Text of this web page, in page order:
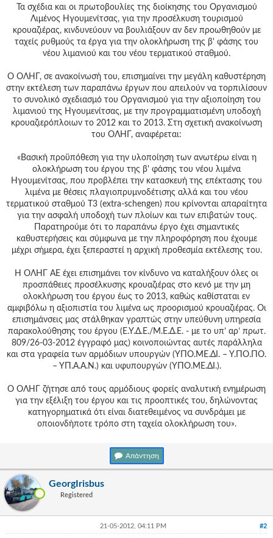
-
-
Επισκέπτη!
Σύνδεση
Εγγραφή
Τα σχέδια και οι πρωτοβουλίες της διοίκησης του Οργανισμού
Λιμένος Ηγουμενίτσας, για την προσέλκυση τουρισμού
κρουαζιέρας, κινδυνεύουν να βουλιάξουν αν δεν προωθηθούν με
ταχείς ρυθμούς τα έργα για την ολοκλήρωση της β' φάσης του
νέου λιμανιού και του νέου τερματικού σταθμού.
Ο ΟΛΗΓ, σε ανακοίνωσή του, επισημαίνει την μεγάλη καθυστέρηση
στην εκτέλεση των παραπάνω έργων που απειλούν να τορπιλίσουν
το συνολικό σχεδιασμό του Οργανισμού για την αξιοποίηση του
λιμανιού της Ηγουμενίτσας, με την προγραμματισμένη υποδοχή
κρουαζιερόπλοιων το 2012 και το 2013. Στη σχετική ανακοίνωση
του ΟΛΗΓ, αναφέρεται:
«Βασική προϋπόθεση για την υλοποίηση των ανωτέρω είναι η
ολοκλήρωση του έργου της β' φάσης του νέου λιμένα
Ηγουμενίτσας, που προβλέπει την κατασκευή της επέκτασης του
λιμένα με θέσεις πλαγιοπρυμνοδέτισης αλλά και του νέου
τερματικού σταθμού Τ3 (extra-schengen) που κρίνονται απαραίτητα
για την ασφαλή υποδοχή των πλοίων και των επιβατών τους.
Παρατηρούμε ότι το παραπάνω έργο έχει σημαντικές
καθυστερήσεις και σύμφωνα με την πληροφόρηση που έχουμε
μέχρι σήμερα, έχει ξεπεραστεί η αρχική προθεσμία εκτέλεσης του.
Η ΟΛΗΓ ΑΕ έχει επισημάνει τον κίνδυνο να καταλήξουν όλες οι
προσπάθειες προσέλκυσης κρουαζιέρας στο κενό με την μη
ολοκλήρωση του έργου έως το 2013, καθώς καθίσταται εν
αμφιβόλω η αξιοπιστία του λιμένα ως προορισμού κρουαζιέρας. Οι
επισημάνσεις μας στάλθηκαν γραπτώς στην υπεύθυνη υπηρεσία
παρακολούθησης του έργου (Ε.Υ.Δ.Ε./Μ.Ε.Δ.Ε. - με το υπ’ αρ’ πρωτ.
809/26-03-2012 έγγραφό μας) κοινοποιώντας αυτές παράλληλα
και στα γραφεία των αρμόδιων υπουργών (ΥΠΟ.ΜΕ.ΔΙ. – Υ.ΠΟ.ΠΟ.
– ΥΠ.Α.Α.Ν.) και υφυπουργών (ΥΠΟ.ΜΕ.ΔΙ.).
Ο ΟΛΗΓ ζήτησε από τους αρμόδιους φορείς αναλυτική ενημέρωση
για την εξέλιξη του έργου και τις προοπτικές του, δηλώνοντας
κατηγορηματικά ότι είναι διατεθειμένος να συνδράμει με
οποιονδήποτε τρόπο στη ταχεία ολοκλήρωση του».
Απάντηση
GeorgIrisbus
Registered
#2
21-05-2012, 04:11 PM